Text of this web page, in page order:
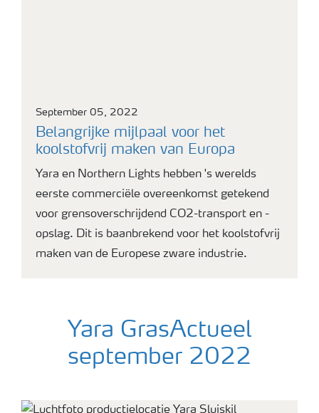
September 05, 2022
Belangrijke mijlpaal voor het
koolstofvrij maken van Europa
Yara en Northern Lights hebben 's werelds
eerste commerciële overeenkomst getekend
voor grensoverschrijdend CO2-transport en -
opslag. Dit is baanbrekend voor het koolstofvrij
maken van de Europese zware industrie.
Yara GrasActueel
september 2022